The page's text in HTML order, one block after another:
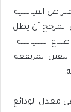
القياسية
2%. ومع ذلك، من المرجح أن يظل
لبقية عام 2024، ويحرص صناع السياسة
المرتفعة
معدل الودائع